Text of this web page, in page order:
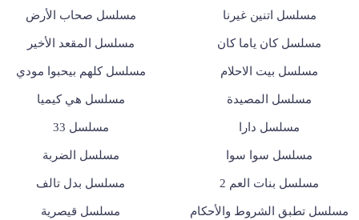
مسلسل اتنين غيرنا مسلسل صحاب الأرض
مسلسل كان ياما كان مسلسل المقعد الأخير
مسلسل بيت الاحلام مسلسل كلهم بيحبوا مودي
مسلسل المصيدة مسلسل هي كيميا
مسلسل دارا مسلسل 33
مسلسل سوا سوا مسلسل الضربة
مسلسل بنات العم 2 مسلسل بدل تالف
مسلسل تطبق الشروط والأحكام مسلسل قيصرية